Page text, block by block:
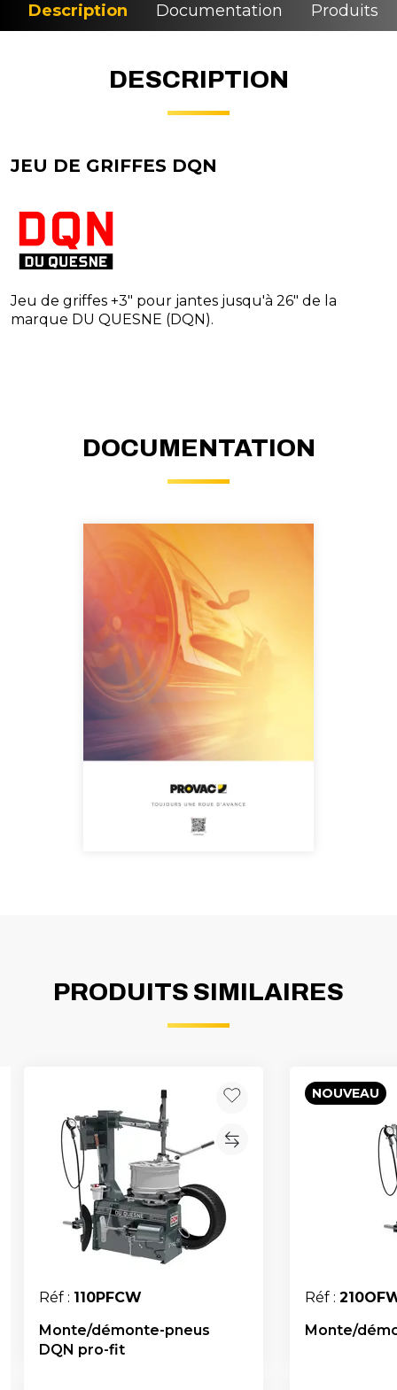
Description Documentation Produits
DESCRIPTION
JEU DE GRIFFES DQN
Jeu de griffes +3" pour jantes jusqu'à 26" de la
marque DU QUESNE (DQN).
DOCUMENTATION
PRODUITS SIMILAIRES
Réf : 110PFCW
Monte/démonte-pneus
DQN pro-fit
NOUVEAU
Réf :
Monte/